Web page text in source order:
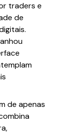
traders e
de
de apenas